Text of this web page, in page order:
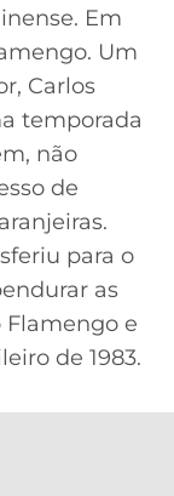
Em
Um
Carlos
temporada
não
de
para o
as
Flamengo e
de 1983.